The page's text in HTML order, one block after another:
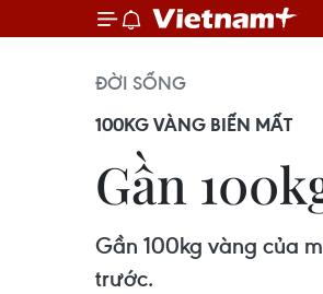
ĐỜI SỐNG
100KG VÀNG BIẾN MẤT
Gần
Gần 100kg vàng của
trước.